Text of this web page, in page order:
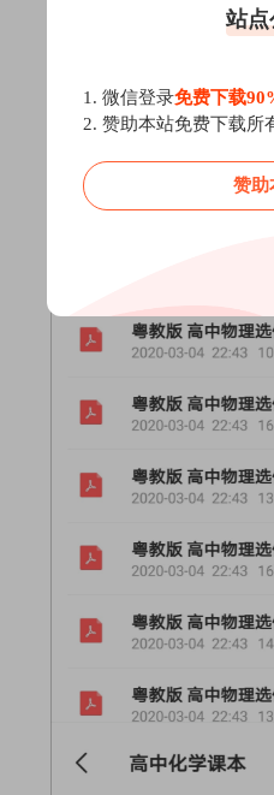
站点
1. 微信登录免费下载
2. 赞助本站免费下载所
赞助